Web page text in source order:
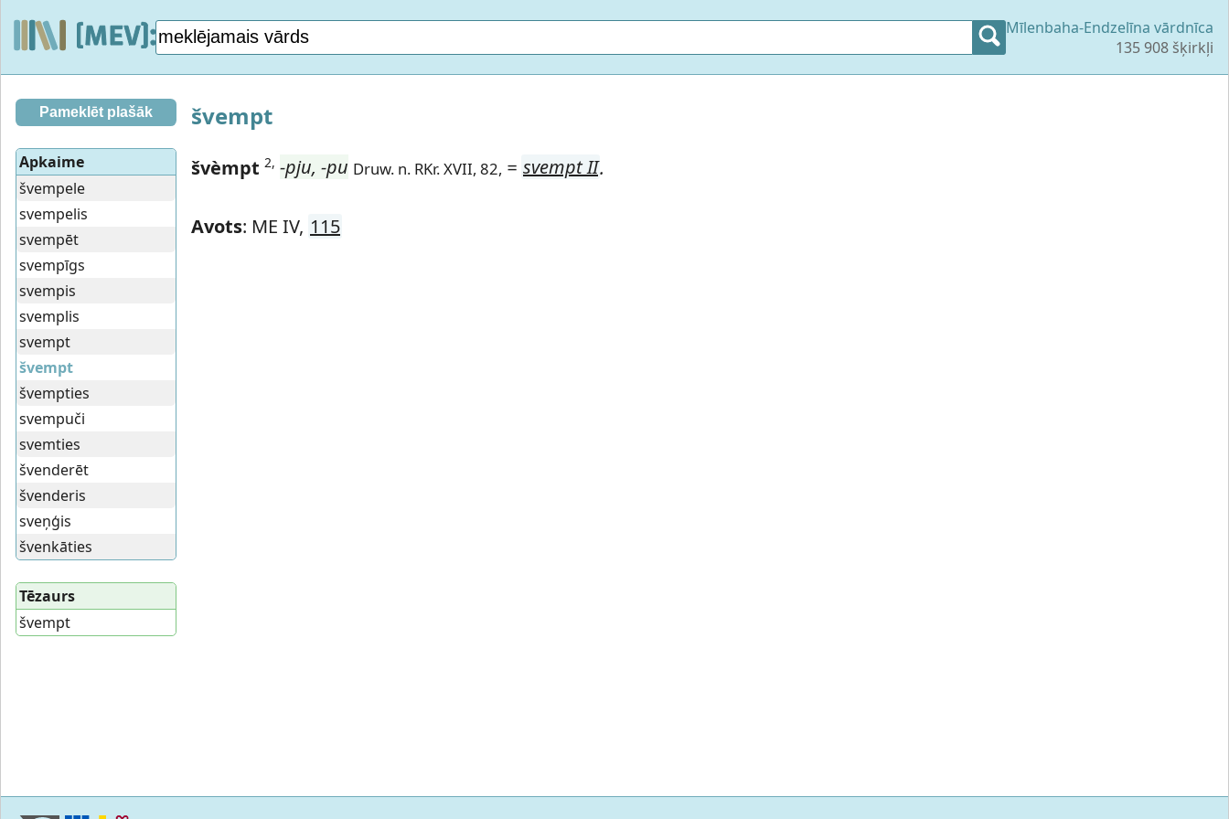
Mīlenbaha-Endzelīna vārdnīca
135 908 šķirkļi
švempt
švèmpt 2, -pju, -pu Druw. n. RKr. XVII, 82, = svempt II.
Avots: ME IV, 115
Pameklēt plašāk
Apkaime
švempele
svempelis
svempēt
svempīgs
svempis
svemplis
svempt
švempt
švempties
svempuči
svemties
švenderēt
švenderis
sveņģis
švenkāties
Tēzaurs
švempt